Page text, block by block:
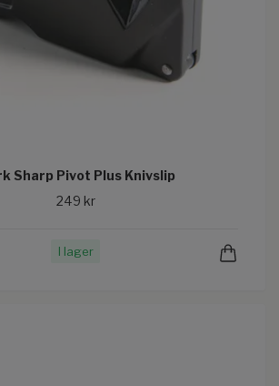
Sharp Pivot Plus Knivslip
249 kr
I lager